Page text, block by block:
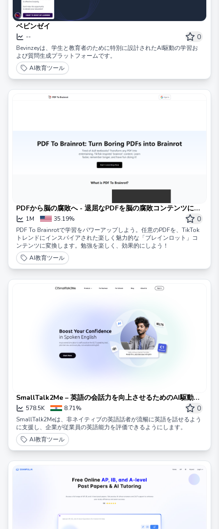
ベビンゼイ
-- 0
Bevinzeyは、学生と教育者のために特別に設計されたAI駆動の学習お
よび質問生成プラットフォームです。
AI教育ツール
PDFから脳の腐敗へ - 退屈なPDFを脳の腐敗コンテンツに変
換する
1M 35.19% 0
PDF To Brainrotで学習をパワーアップしよう。任意のPDFを、TikTok
トレンドにインスパイアされた楽しく魅力的な「ブレインロット」コ
ンテンツに変換します。勉強を楽しく、効果的にしよう！
AI教育ツール
SmallTalk2Me – 英語の会話力を向上させるためのAI駆動シ
ミュレーター
578.5K 8.71% 0
SmallTalk2Meは、非ネイティブの英語話者が流暢に英語を話せるよう
に支援し、企業が従業員の英語能力を評価できるようにします。
AI教育ツール